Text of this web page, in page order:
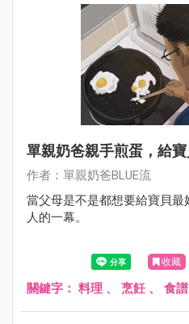
單親奶爸親手煎蛋，給
作者：單親奶爸BLUE流
當父母是不是都想要給寶貝
人的一幕。
收藏
關鍵字： 料理 、 烹飪、 食譜